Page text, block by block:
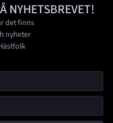
NYHETSBREVET!
det finns
nyheter